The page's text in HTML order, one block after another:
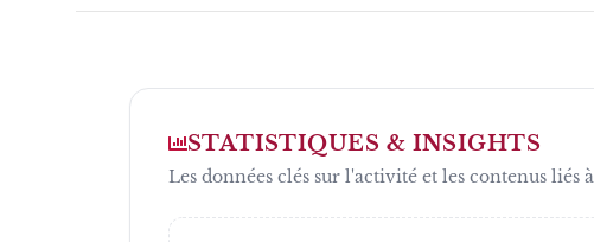
STATISTIQUES & INSIGHTS
Les données clés sur l'activité et les contenus liés à